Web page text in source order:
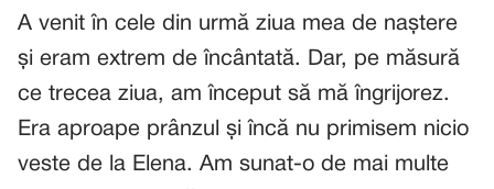
A venit în cele din urmă ziua mea de naștere
și eram extrem de încântată. Dar, pe măsură
ce trecea ziua, am început să mă îngrijorez.
Era aproape prânzul și încă nu primisem nicio
veste de la Elena. Am sunat-o de mai multe